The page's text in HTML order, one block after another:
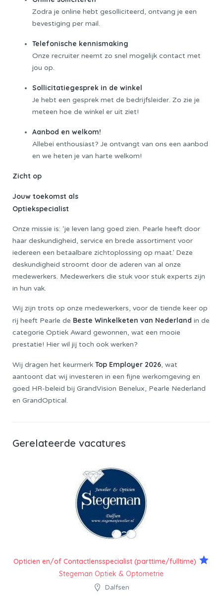
Zodra je online hebt gesolliciteerd, ontvang je een
bevestiging per mail.
Telefonische kennismaking
Onze recruiter neemt zo snel mogelijk contact met
jou op.
Sollicitatiegesprek in de winkel
Je hebt een gesprek met de bedrijfsleider. Zo zie je
meteen hoe de winkel er uit ziet!
Aanbod en welkom!
Allebei enthousiast? Je ontvangt van ons een aanbod
en we heten je van harte welkom!
Zicht op
Jouw toekomst als
Optiekspecialist
Onze missie is: ‘je leven lang goed zien. Pearle heeft door
haar deskundigheid, service en brede assortiment voor
iedereen een betaalbare zichtoplossing op maat.’ Deze
deskundigheid stroomt door de aderen van al onze
medewerkers. Medewerkers die stuk voor stuk experts zijn
in hun vak.
Wij zijn trots op onze medewerkers, voor de tiende keer op
rij heeft Pearle de Beste Winkelketen van Nederland in de
categorie Optiek Award gewonnen, wat een mooie
prestatie! Hier wil jij toch ook werken?
Wij dragen het keurmerk Top Employer 2026, wat
aantoont dat wij investeren in een fijne werkomgeving en
goed HR-beleid bij GrandVision Benelux, Pearle Nederland
en GrandOptical.
Gerelateerde vacatures
Opticien en/of Contactlensspecialist (parttime/fulltime)
Stegeman Optiek & Optometrie
Dalfsen